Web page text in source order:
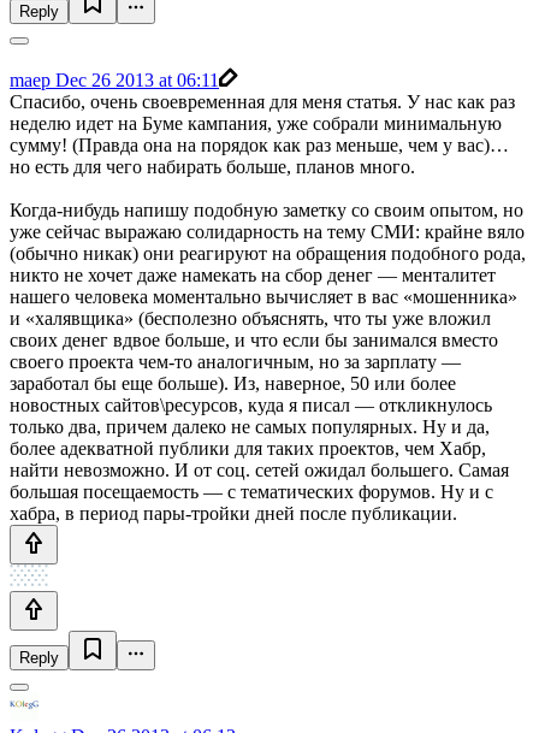
Reply
maep Dec 26 2013 at 06:11
Спасибо, очень своевременная для меня статья. У нас как раз
неделю идет на Буме кампания, уже собрали минимальную
сумму! (Правда она на порядок как раз меньше, чем у вас)…
но есть для чего набирать больше, планов много.
Когда-нибудь напишу подобную заметку со своим опытом, но
уже сейчас выражаю солидарность на тему СМИ: крайне вяло
(обычно никак) они реагируют на обращения подобного рода,
никто не хочет даже намекать на сбор денег — менталитет
нашего человека моментально вычисляет в вас «мошенника»
и «халявщика» (бесполезно объяснять, что ты уже вложил
своих денег вдвое больше, и что если бы занимался вместо
своего проекта чем-то аналогичным, но за зарплату —
заработал бы еще больше). Из, наверное, 50 или более
новостных сайтов\ресурсов, куда я писал — откликнулось
только два, причем далеко не самых популярных. Ну и да,
более адекватной публики для таких проектов, чем Хабр,
найти невозможно. И от соц. сетей ожидал большего. Самая
большая посещаемость — с тематических форумов. Ну и с
хабра, в период пары-тройки дней после публикации.
Reply